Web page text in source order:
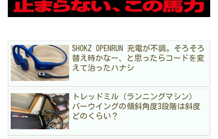
SHOKZ OPENRUN 充電が不調。そろそろ
替え時かなー、と思ったらコードを変
えて治ったハナシ
トレッドミル（ランニングマシン）
バーウイングの傾斜角度3段階は斜度
どのくらい？